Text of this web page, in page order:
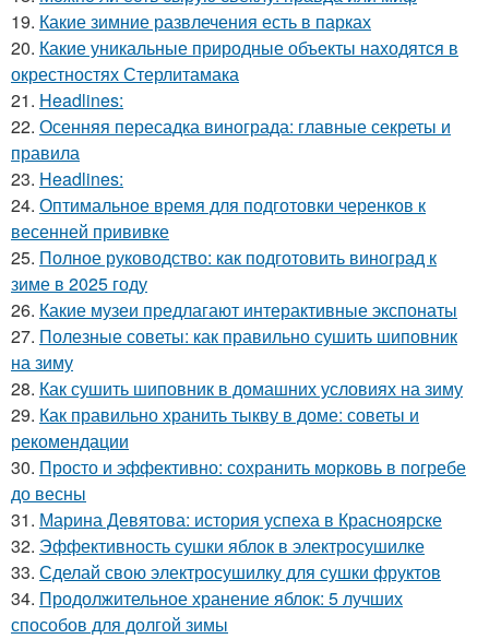
19. Какие зимние развлечения есть в парках
20. Какие уникальные природные объекты находятся в
окрестностях Стерлитамака
21. Headlines:
22. Осенняя пересадка винограда: главные секреты и
правила
23. Headlines:
24. Оптимальное время для подготовки черенков к
весенней прививке
25. Полное руководство: как подготовить виноград к
зиме в 2025 году
26. Какие музеи предлагают интерактивные экспонаты
27. Полезные советы: как правильно сушить шиповник
на зиму
28. Как сушить шиповник в домашних условиях на зиму
29. Как правильно хранить тыкву в доме: советы и
рекомендации
30. Просто и эффективно: сохранить морковь в погребе
до весны
31. Марина Девятова: история успеха в Красноярске
32. Эффективность сушки яблок в электросушилке
33. Сделай свою электросушилку для сушки фруктов
34. Продолжительное хранение яблок: 5 лучших
способов для долгой зимы